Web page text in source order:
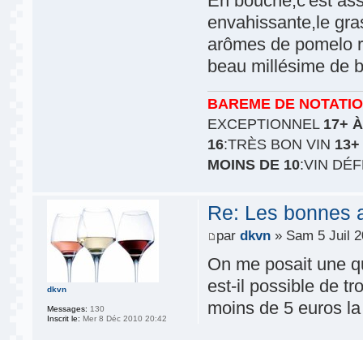
envahissante,le
arômes de pomelo
beau millésime de
BAREME DE
EXCEPTIONNEL 17+
16:TRÈS BON VIN
MOINS DE 10:VIN
Re: Les bonnes
pardkvn » Sam 5 Juil
On me posait une
est-il possible de
moins de 5 euros
dkvn
Messages: 130
Inscrit le: Mer 8 Déc 2010 20:42